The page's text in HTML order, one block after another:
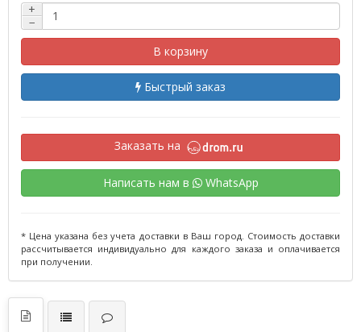
+
−
В корзину
Быстрый заказ
Заказать на
Написать нам в WhatsApp
* Цена указана без учета доставки в Ваш город. Стоимость доставки
рассчитывается индивидуально для каждого заказа и оплачивается
при получении.